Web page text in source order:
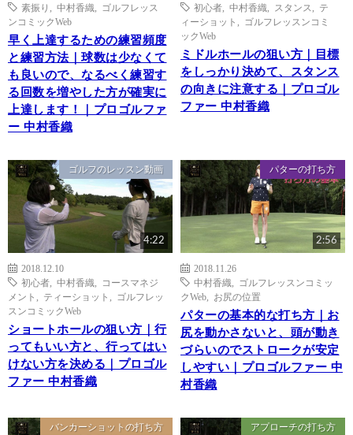
素振り
中村香織
ゴルフレッス
ンコミックWeb
早く上達するための練習頻度
と練習方法｜球数は少なくて
も良いので、なるべく練習す
る回数を増やした方が確実に
上達します！｜プロゴルファ
ー 中村香織
初心者
中村香織 スタンス
テ
ィーショット
ゴルフレッスンコミ
ックWeb
ミドルホールの狙い方｜目標
をしっかり決めて、スタンス
の向きに注意する｜プロゴル
ファー 中村香織
ゴルフのレッスン動画
4:22
2018.12.10
初心者
中村香織
コースマネジ
メント
ティーショット
ゴルフレッ
スンコミックWeb
ショートホールの狙い方｜行
ってもいい方と、行ってはい
けない方を決める｜プロゴル
ファー 中村香織
パターの打ち方
2:56
2018.11.26
中村香織
ゴルフレッスンコミッ
クWeb
お尻の位置
パターの基本的な打ち方｜お
尻を動かさないと、頭が動き
づらいのでストロークが安定
しやすい｜プロゴルファー 中
村香織
バンカーショットの打ち方 アプローチの打ち方